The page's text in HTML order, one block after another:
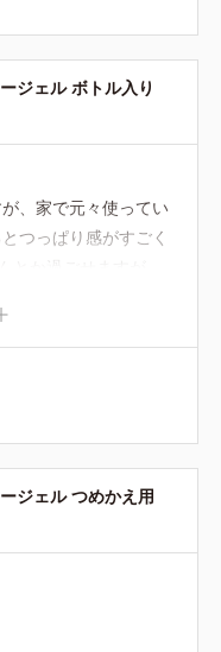
シーズン、化粧の前
なければ、その後化
とお世話になりたい
滅であって欲しいで
ジェル ボトル入り
、家で元々使ってい
つっぱり感がすごく
足りない商品です。
ジェル つめかえ用